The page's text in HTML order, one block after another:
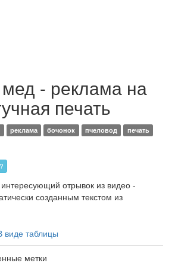
- реклама на
печать
реклама бочонок пчеловод печать
?
отрывок из видео -
созданным текстом из
виде таблицы
метки